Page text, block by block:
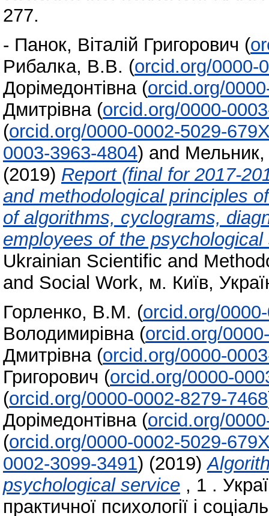
277.
- Панок, Віталій Григорович (
Рибалка, В.В. (orcid.org/0000-
Дорімедонтівна (orcid.org/
Дмитрівна (orcid.org/0000-
(orcid.org/0000-0002-5029-
0003-3963-4804) and
(2019) Report (final for 2017-
and methodological principles
of algorithms, cyclograms,
employees of the
Ukrainian Scientific and
and Social Work, м. Київ,
Горленко, В.М. (orcid.org/
Володимирівна (orcid.org/
Дмитрівна (orcid.org/0000-
Григорович (orcid.org/0000-
(orcid.org/0000-0002-8279-7468
Дорімедонтівна (orcid.org/
(orcid.org/0000-0002-5029-
0002-3099-3491) (2019)
psychological service , 1 .
практичної психології і